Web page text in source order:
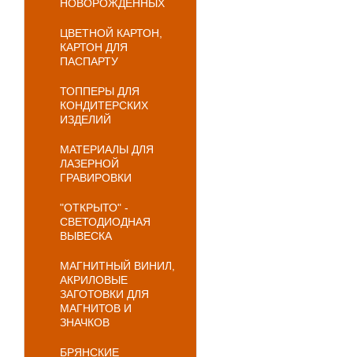
НОВОРОЖДЕННЫХ
ЦВЕТНОЙ КАРТОН,
КАРТОН ДЛЯ
ПАСПАРТУ
ТОППЕРЫ ДЛЯ
КОНДИТЕРСКИХ
ИЗДЕЛИЙ
МАТЕРИАЛЫ ДЛЯ
ЛАЗЕРНОЙ
ГРАВИРОВКИ
"ОТКРЫТО" -
СВЕТОДИОДНАЯ
ВЫВЕСКА
МАГНИТНЫЙ ВИНИЛ,
АКРИЛОВЫЕ
ЗАГОТОВКИ ДЛЯ
МАГНИТОВ И
ЗНАЧКОВ
БРЯНСКИЕ